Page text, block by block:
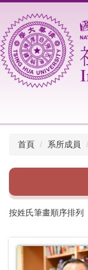
主
要
內
容
首頁 系所成員
按姓氏筆畫順序排列